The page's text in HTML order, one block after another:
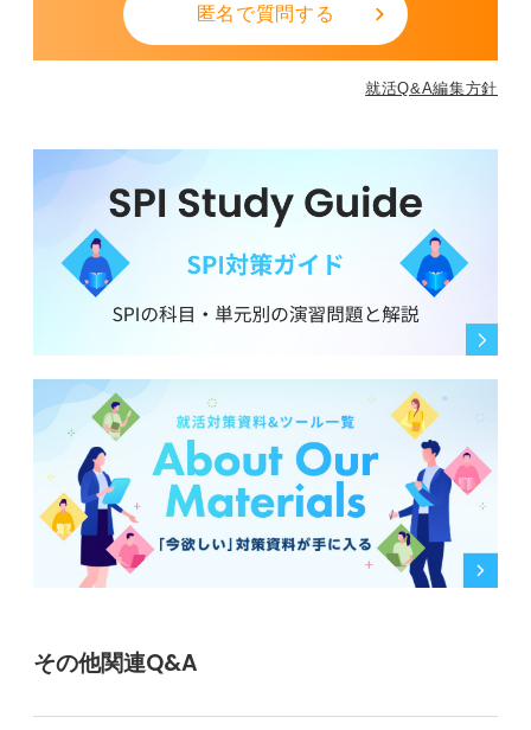
匿名で質問する
就活Q&A編集方針
その他関連Q&A